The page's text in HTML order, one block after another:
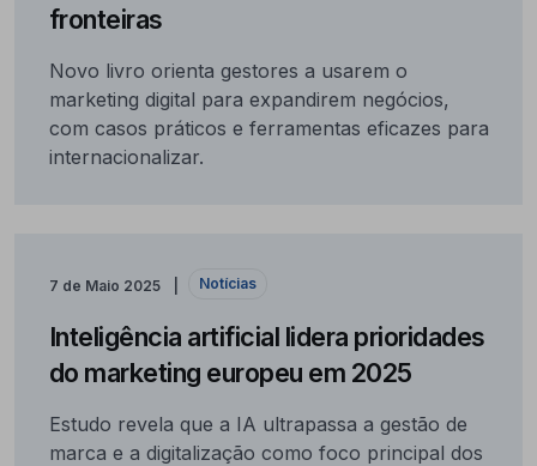
fronteiras
Novo livro orienta gestores a usarem o
marketing digital para expandirem negócios,
com casos práticos e ferramentas eficazes para
internacionalizar.
7 de Maio 2025 Notícias
Inteligência artificial lidera prioridades
do marketing europeu em 2025
Estudo revela que a IA ultrapassa a gestão de
marca e a digitalização como foco principal dos